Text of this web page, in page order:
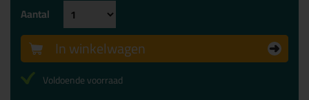
Aantal
In winkelwagen
Voldoende voorraad